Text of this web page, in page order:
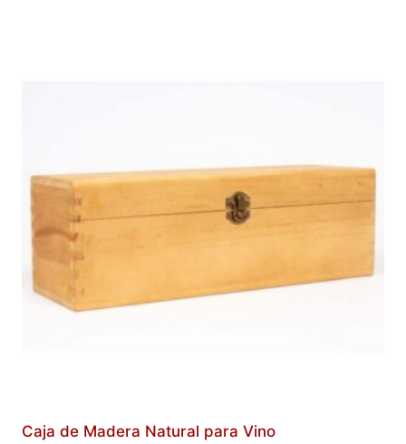
Caja de Madera Natural para Vino